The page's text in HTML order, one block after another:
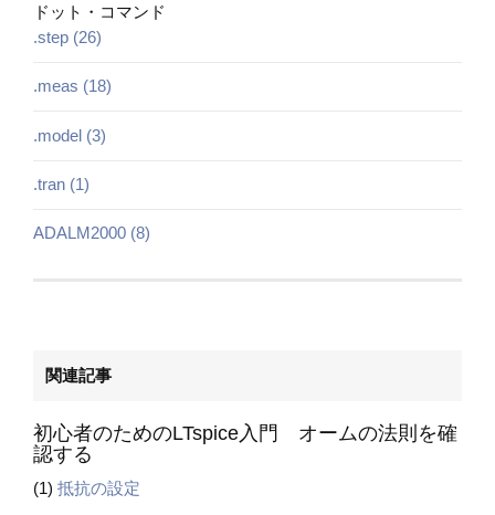
ドット・コマンド
.step (26)
.meas (18)
.model (3)
.tran (1)
ADALM2000 (8)
関連記事
初心者のためのLTspice入門 オームの法則を確
認する
(1) 抵抗の設定